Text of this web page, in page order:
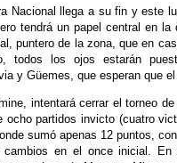
Nacional llega a su fin y este
tendrá un papel central en
puntero de la zona, que en
todos los ojos estarán
y Güemes, que esperan que
intentará cerrar el torneo
ocho partidos invicto (cuatro
sumó apenas 12 puntos,
cambios en el once inicial.